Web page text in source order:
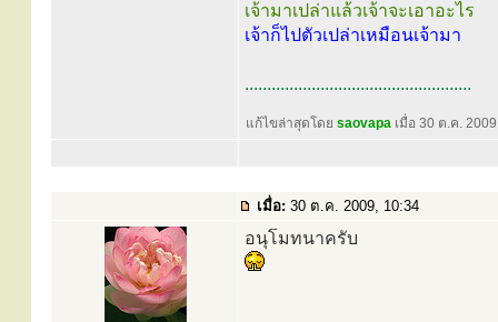
เจ้ามาเปล่าแล้วเจ้าจะเอาอะไร
เจ้าก็ไปตัวเปล่าเหมือนเจ้ามา
...................................................
แก้ไขล่าสุดโดย saovapa เมื่อ 30 ต.ค.
เมื่อ: 30 ต.ค. 2009, 10:34
อนุโมทนาครับ